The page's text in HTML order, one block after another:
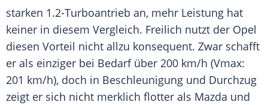
starken 1.2-Turboantrieb an, mehr Leistung hat
keiner in diesem Vergleich. Freilich nutzt der Opel
diesen Vorteil nicht allzu konsequent. Zwar schafft
er als einziger bei Bedarf über 200 km/h (Vmax:
201 km/h), doch in Beschleunigung und Durchzug
zeigt er sich nicht merklich flotter als Mazda und